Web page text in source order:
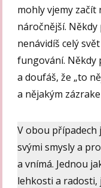
mohly vjemy začít
náročnější.
nenávidíš celý
fungování. Někdy
a doufáš, že „to
a nějakým
V obou případech
svými smysly a
a vnímá. Jednou
lehkosti a radosti,